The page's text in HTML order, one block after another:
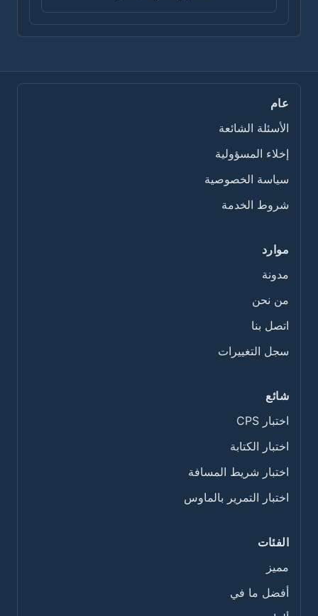
عام
الأسئلة الشائعة
إخلاء المسؤولية
سياسة الخصوصية
شروط الخدمة
موارد
مدونة
من نحن
اتصل بنا
سجل التغييرات
شائع
اختبار CPS
اختبار الكتابة
اختبار شريط المسافة
اختبار التمرير بالماوس
الفئات
مميز
أفضل ما في